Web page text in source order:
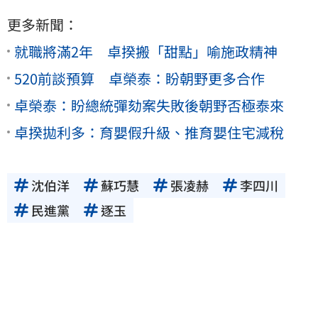
更多新聞：
就職將滿2年 卓揆搬「甜點」喻施政精神
520前談預算 卓榮泰：盼朝野更多合作
卓榮泰：盼總統彈劾案失敗後朝野否極泰來
卓揆拋利多：育嬰假升級、推育嬰住宅減稅
沈伯洋 蘇巧慧 張凌赫
李四川
民進黨
逐玉